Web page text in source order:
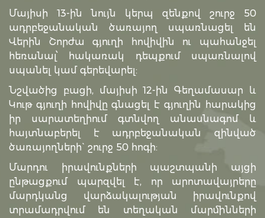
Մայիսի 13-ին նույն կերպ զենքով շուրջ 50
ադրբեջանական ծառայող սպառնացել են
Վերին Շորժա գյուղի հովիվին ու պահանջել
հեռանալ՝ հակառակ դեպքում սպառնալով
սպանել կամ գերեվարել:
Նշվածից բացի, մայիսի 12-ին Գեղամասար և
Կութ գյուղի հովիվը գնացել է գյուղին հարակից
իր սարատեղիում գտնվող անասնագոմ և
հայտնաբերել է ադրբեջանական զինված
ծառայողների` շուրջ 50 հոգի:
Մարդու իրավունքների պաշտպանի այցի
ընթացքում պարզվել է, որ արոտավայրերը
մարդկանց վարձակալության իրավունքով
տրամադրվում են տեղական մարմինների